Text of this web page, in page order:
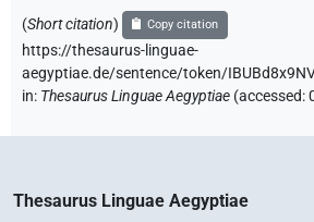
(Short citation) Copy citation
https://thesaurus-linguae-
aegyptiae.de/sentence/token/
in: Thesaurus Linguae Aegyptiae (accessed:
Thesaurus Linguae Aegyptiae